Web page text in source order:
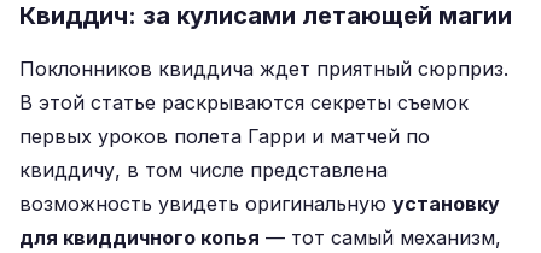
Квиддич: за кулисами летающей магии
Поклонников квиддича ждет приятный сюрприз.
В этой статье раскрываются секреты съемок
первых уроков полета Гарри и матчей по
квиддичу, в том числе представлена
возможность увидеть оригинальную установку
для квиддичного копья — тот самый механизм,